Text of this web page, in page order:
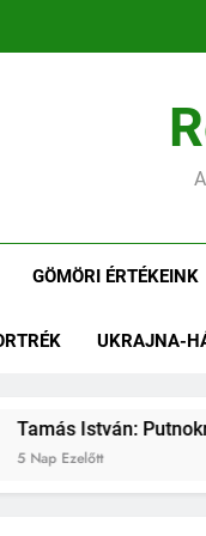
GÖMÖRI ÉRTÉKEINK
UKRAJNA-
István: Putnokról
Ezelőtt